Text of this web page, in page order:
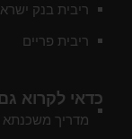
ריבית בנק ישראל
ריבית פריים
כדאי לקרוא גם
מדריך משכנתא